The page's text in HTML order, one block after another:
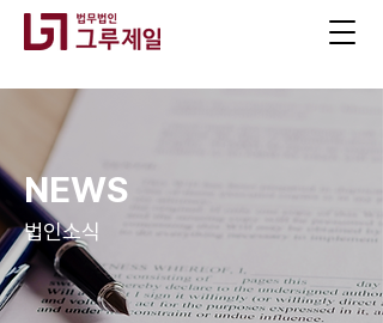
NEWS
법인소식